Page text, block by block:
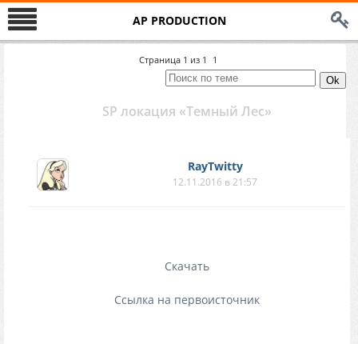
AP PRODUCTION
Страница 1 из 1 1
SP локация «Темный Лес»
RayTwitty
12.11.2016 в 21:57
Скачать
Ссылка на первоисточник